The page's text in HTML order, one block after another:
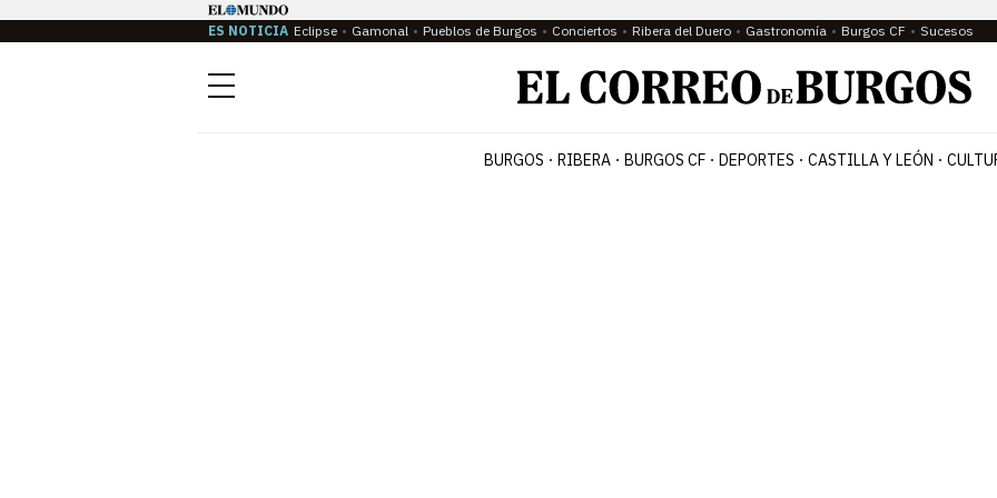
ES NOTICIA Eclipse Gamonal Pueblos de Burgos Conciertos Ribera del Duero Gastronomía Burgos CF Sucesos
Menú
BURGOS RIBERA BURGOS CF DEPORTES CASTILLA Y LEÓN